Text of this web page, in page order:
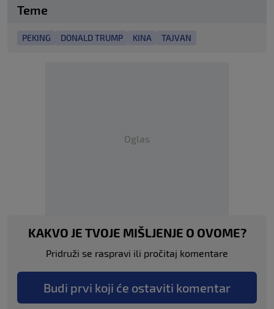
Teme
PEKING DONALD TRUMP KINA TAJVAN
Oglas
KAKVO JE TVOJE MIŠLJENJE O OVOME?
Pridruži se raspravi ili pročitaj komentare
Budi prvi koji će ostaviti komentar